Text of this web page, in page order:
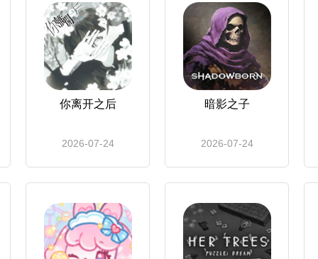
你离开之后
2026-07-24
暗影之子
2026-07-24